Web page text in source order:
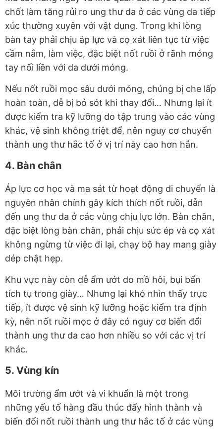
chốt làm tăng rủi ro ung thư da ở các vùng da tiếp
xúc thường xuyên với vật dụng. Trong khi lòng
bàn tay phải chịu áp lực và cọ xát liên tục từ việc
cầm nắm, làm việc, đặc biệt nốt ruồi ở rãnh móng
tay nối liền với da dưới móng.
Nếu nốt ruồi mọc sâu dưới móng, chúng bị che lấp
hoàn toàn, dễ bị bỏ sót khi thay đổi… Nhưng lại ít
được kiểm tra kỹ lưỡng do tập trung vào các vùng
khác, vệ sinh không triệt để, nên nguy cơ chuyển
thành ung thư hắc tố ở vị trí này cao hơn hẳn.
4. Bàn chân
Áp lực cơ học và ma sát từ hoạt động di chuyển là
nguyên nhân chính gây kích thích nốt ruồi, dẫn
đến ung thư da ở các vùng chịu lực lớn. Bàn chân,
đặc biệt lòng bàn chân, phải chịu sức ép và cọ xát
không ngừng từ việc đi lại, chạy bộ hay mang giày
dép chật hẹp.
Khu vực này còn dễ ẩm ướt do mồ hôi, bụi bẩn
tích tụ trong giày… Nhưng lại khó nhìn thấy trực
tiếp, ít được vệ sinh kỹ lưỡng hoặc kiểm tra định
kỳ, nên nốt ruồi mọc ở đây có nguy cơ biến đổi
thành ung thư da cao hơn nhiều so với các vị trí
khác.
5. Vùng kín
Môi trường ẩm ướt và vi khuẩn là một trong
những yếu tố hàng đầu thúc đẩy hình thành và
biến đổi nốt ruồi thành ung thư hắc tố ở các vùng